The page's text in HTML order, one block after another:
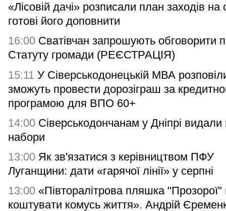
«Лісовій дачі» розписали план заходів на
готові його доповнити
16:00 Сватівчан запрошують обговорити
Статуту громади (РЕЄСТРАЦІЯ)
15:11 У Сіверськодонецькій МВА
зможуть провести дорозіграш за
програмою для ВПО 60+
14:00 Сіверськодончанам у Дніпрі видали
набори
13:00 Як зв'язатися з керівництвом ПФУ
Луганщини: дати «гарячої лінії» у серпні
13:00 «Півторалітрова пляшка
коштувати комусь життя». Андрій